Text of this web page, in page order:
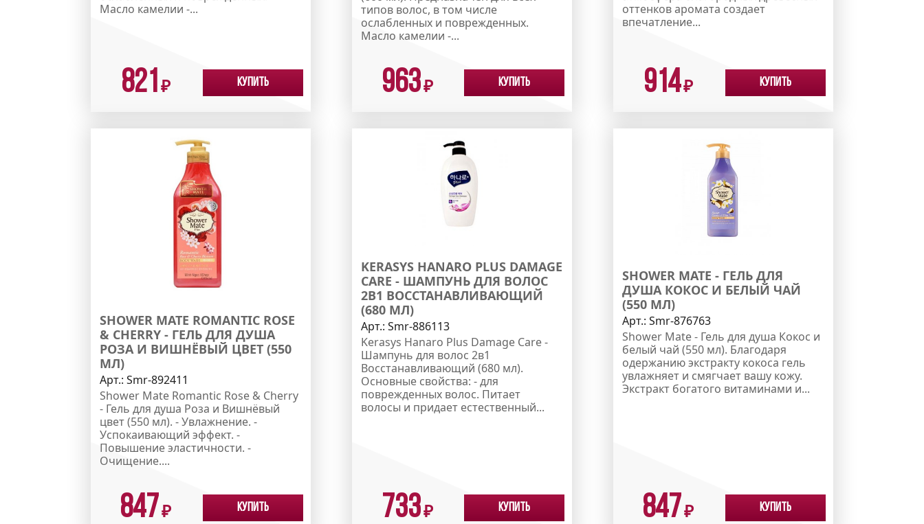
Масло камелии -...
821 ₽ Купить
типов волос, в том числе
ослабленных и поврежденных.
Масло камелии -...
963₽ Купить
оттенков аромата создает
впечатление...
914₽ Купить
SHOWER MATE ROMANTIC ROSE
& CHERRY - ГЕЛЬ ДЛЯ ДУША
РОЗА И ВИШНЁВЫЙ ЦВЕТ (550
МЛ)
Арт.:Smr-892411
Shower Mate Romantic Rose & Cherry
- Гель для душа Роза и Вишнёвый
цвет (550 мл). - Увлажнение. -
Успокаивающий эффект. -
Повышение эластичности. -
Очищение....
847₽ Купить
KERASYS HANARO PLUS DAMAGE
CARE - ШАМПУНЬ ДЛЯ ВОЛОС
2В1 ВОССТАНАВЛИВАЮЩИЙ
(680 МЛ)
Арт.:Smr-886113
Kerasys Hanaro Plus Damage Care -
Шампунь для волос 2в1
Восстанавливающий (680 мл).
Основные свойства: - для
поврежденных волос. Питает
волосы и придает естественный...
733₽ Купить
SHOWER MATE - ГЕЛЬ ДЛЯ
ДУША КОКОС И БЕЛЫЙ ЧАЙ
(550 МЛ)
Арт.:Smr-876763
Shower Mate - Гель для душа Кокос и
белый чай (550 мл). Благодаря
одержанию экстракту кокоса гель
увлажняет и смягчает вашу кожу.
Экстракт богатого витаминами и...
847₽ Купить